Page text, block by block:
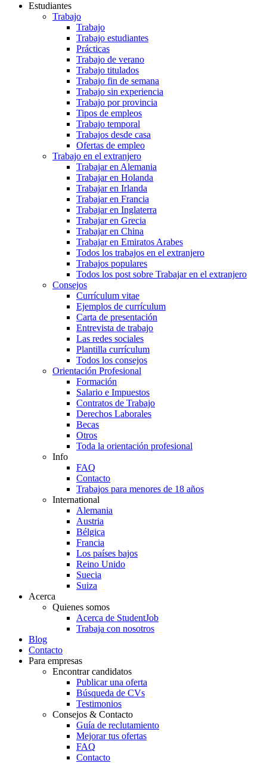
Estudiantes
Trabajo
Trabajo
Trabajo estudiantes
Prácticas
Trabajo de verano
Trabajo titulados
Trabajo fin de semana
Trabajo sin experiencia
Trabajo por provincia
Tipos de empleos
Trabajo temporal
Trabajos desde casa
Ofertas de empleo
Trabajo en el extranjero
Trabajar en Alemania
Trabajar en Holanda
Trabajar en Irlanda
Trabajar en Francia
Trabajar en Inglaterra
Trabajar en Grecia
Trabajar en China
Trabajar en Emiratos Arabes
Todos los trabajos en el extranjero
Trabajos populares
Todos los post sobre Trabajar en el extranjero
Consejos
Currículum vitae
Ejemplos de currículum
Carta de presentación
Entrevista de trabajo
Las redes sociales
Plantilla currículum
Todos los consejos
Orientación Profesional
Formación
Salario e Impuestos
Contratos de Trabajo
Derechos Laborales
Becas
Otros
Toda la orientación profesional
Info
FAQ
Contacto
Trabajos para menores de 18 años
International
Alemania
Austria
Bélgica
Francia
Los países bajos
Reino Unido
Suecia
Suiza
Acerca
Quienes somos
Acerca de StudentJob
Trabaja con nosotros
Blog
Contacto
Para empresas
Encontrar candidatos
Publicar una oferta
Búsqueda de CVs
Testimonios
Consejos & Contacto
Guía de reclutamiento
Mejorar tus ofertas
FAQ
Contacto